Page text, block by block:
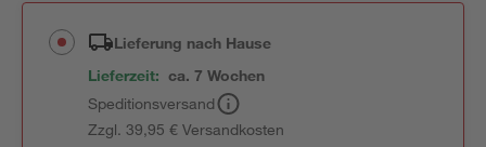
Lieferung nach Hause
Lieferzeit: ca. 7 Wochen
Speditionsversand
Zzgl. 39,95 € Versandkosten